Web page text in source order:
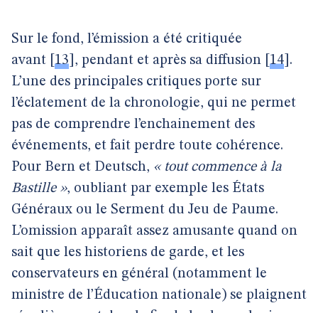
Sur le fond, l’émission a été critiquée
avant 13 , pendant et après sa diffusion 14 .
L’une des principales critiques porte sur
l’éclatement de la chronologie, qui ne permet
pas de comprendre l’enchainement des
événements, et fait perdre toute cohérence.
Pour Bern et Deutsch, « tout commence à la
Bastille », oubliant par exemple les États
Généraux ou le Serment du Jeu de Paume.
L’omission apparaît assez amusante quand on
sait que les historiens de garde, et les
conservateurs en général (notamment le
ministre de l’Éducation nationale) se plaignent